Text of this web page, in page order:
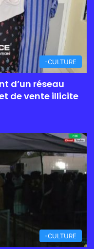
-CULTURE
d’un réseau
de vente illicite
-CULTURE